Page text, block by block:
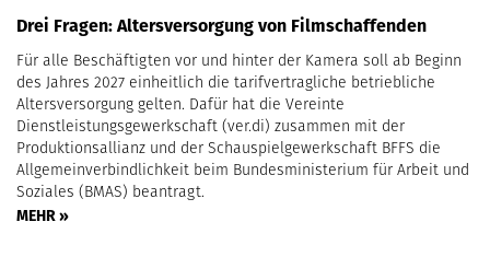
Drei Fragen: Altersversorgung von Filmschaffenden
Für alle Beschäftigten vor und hinter der Kamera soll ab Beginn
des Jahres 2027 einheitlich die tarifvertragliche betriebliche
Altersversorgung gelten. Dafür hat die Vereinte
Dienstleistungsgewerkschaft (ver.di) zusammen mit der
Produktionsallianz und der Schauspielgewerkschaft BFFS die
Allgemeinverbindlichkeit beim Bundesministerium für Arbeit und
Soziales (BMAS) beantragt.
MEHR »